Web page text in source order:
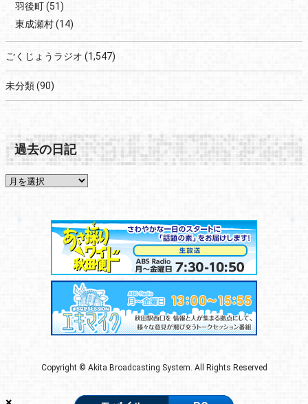
羽後町(51)
東成瀬村(14)
ごくじょうラジオ (1,547)
未分類(90)
過去の日記
Copyright © Akita Broadcasting System. All Rights Reserved